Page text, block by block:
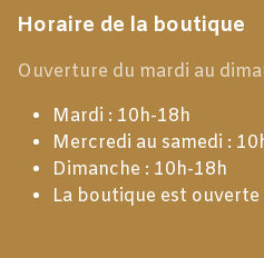
Horaire de la boutique
Ouverture du mardi au
Mardi : 10h-18h
Mercredi au samedi :
Dimanche : 10h-18h
La boutique est